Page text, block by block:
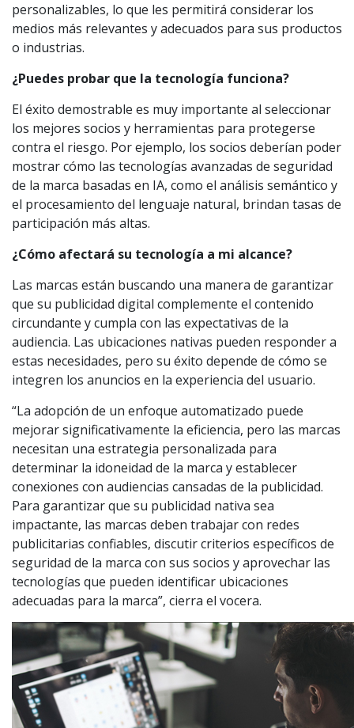
personalizables, lo que les permitirá considerar los
medios más relevantes y adecuados para sus productos
o industrias.
¿Puedes probar que la tecnología funciona?
El éxito demostrable es muy importante al seleccionar
los mejores socios y herramientas para protegerse
contra el riesgo. Por ejemplo, los socios deberían poder
mostrar cómo las tecnologías avanzadas de seguridad
de la marca basadas en IA, como el análisis semántico y
el procesamiento del lenguaje natural, brindan tasas de
participación más altas.
¿Cómo afectará su tecnología a mi alcance?
Las marcas están buscando una manera de garantizar
que su publicidad digital complemente el contenido
circundante y cumpla con las expectativas de la
audiencia. Las ubicaciones nativas pueden responder a
estas necesidades, pero su éxito depende de cómo se
integren los anuncios en la experiencia del usuario.
“La adopción de un enfoque automatizado puede
mejorar significativamente la eficiencia, pero las marcas
necesitan una estrategia personalizada para
determinar la idoneidad de la marca y establecer
conexiones con audiencias cansadas de la publicidad.
Para garantizar que su publicidad nativa sea
impactante, las marcas deben trabajar con redes
publicitarias confiables, discutir criterios específicos de
seguridad de la marca con sus socios y aprovechar las
tecnologías que pueden identificar ubicaciones
adecuadas para la marca”, cierra el vocera.